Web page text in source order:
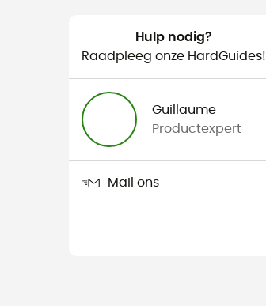
Hulp nodig?
Raadpleeg onze HardGuides!
Guillaume
Productexpert
Mail ons